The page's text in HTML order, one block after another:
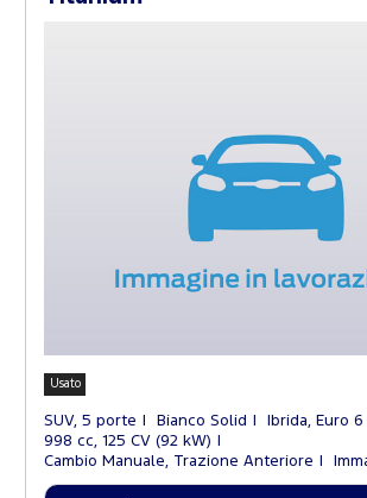
Usato
SUV, 5 porte Bianco Solid
Ibrida, Euro 6
998 cc, 125 CV (92 kW)
Cambio Manuale, Trazione Anteriore